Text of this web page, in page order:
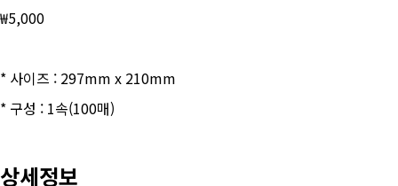
₩5,000
* 사이즈 : 297mm x 210mm
* 구성 : 1속(100매)
상세정보